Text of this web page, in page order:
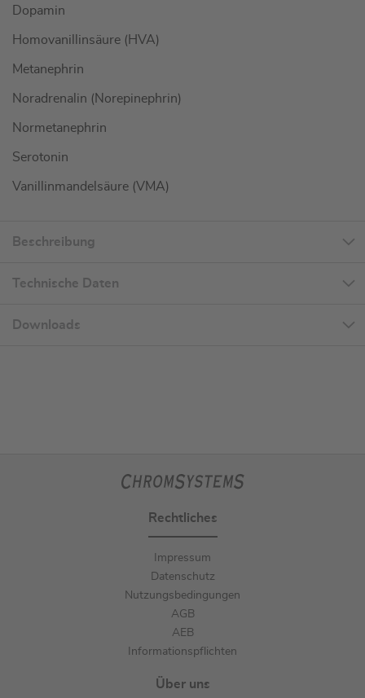
Dopamin
Homovanillinsäure (HVA)
Metanephrin
Noradrenalin (Norepinephrin)
Normetanephrin
Serotonin
Vanillinmandelsäure (VMA)
Beschreibung
Technische Daten
Downloads
Rechtliches
Impressum
Datenschutz
Nutzungsbedingungen
AGB
AEB
Informationspflichten
Über uns